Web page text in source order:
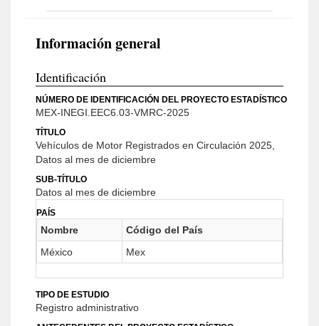
Información general
Identificación
NÚMERO DE IDENTIFICACIÓN DEL PROYECTO ESTADÍSTICO
MEX-INEGI.EEC6.03-VMRC-2025
TÍTULO
Vehículos de Motor Registrados en Circulación 2025,
Datos al mes de diciembre
SUB-TÍTULO
Datos al mes de diciembre
PAÍS
Nombre
Código del País
México
Mex
TIPO DE ESTUDIO
Registro administrativo